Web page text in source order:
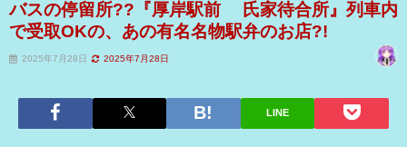
バスの停留所??『厚岸駅前 氏家待合所』列車内
で受取OKの、あの有名名物駅弁のお店?!
2025年7月28日 2025年7月28日
LINE